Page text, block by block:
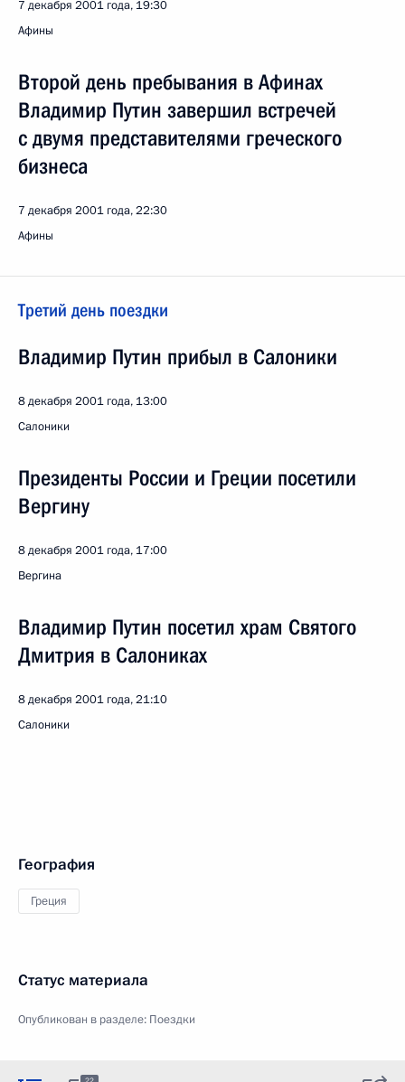
7 декабря 2001 года, 19:30
Афины
Второй день пребывания в Афинах
Владимир Путин завершил встречей
с двумя представителями греческого
бизнеса
7 декабря 2001 года, 22:30
Афины
Третий день поездки
Владимир Путин прибыл в Салоники
8 декабря 2001 года, 13:00
Салоники
Президенты России и Греции посетили
Вергину
8 декабря 2001 года, 17:00
Вергина
Владимир Путин посетил храм Святого
Дмитрия в Салониках
8 декабря 2001 года, 21:10
Салоники
География
Греция
Статус материала
Опубликован в разделе: Поездки